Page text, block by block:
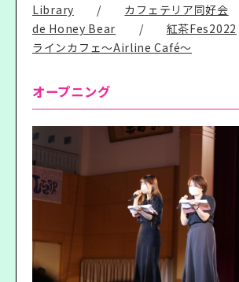
Library / カフェテリア同好会
de Honey Bear / 紅茶Fes2022
ラインカフェ～Airline Café～
オープニング